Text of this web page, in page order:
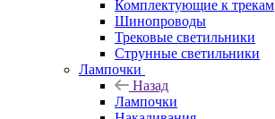
Комплектующие к трекам
Шинопроводы
Трековые светильники
Струнные светильники
Лампочки
Назад
Лампочки